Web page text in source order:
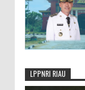
LPPNRI RIAU